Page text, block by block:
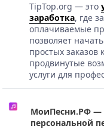
TipTop.org — это
заработка, где
оплачиваемые
позволяет
простых заказов
продвинутые
услуги для
МоиПесни.РФ —
персональной